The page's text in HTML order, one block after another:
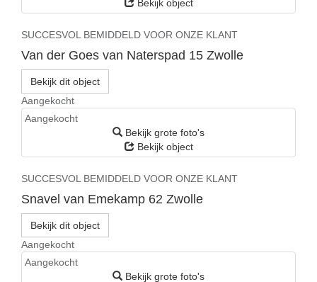
Bekijk object
SUCCESVOL BEMIDDELD VOOR ONZE KLANT
Van der Goes van Naterspad 15 Zwolle
Bekijk dit object
Aangekocht
Aangekocht
Bekijk grote foto's
Bekijk object
SUCCESVOL BEMIDDELD VOOR ONZE KLANT
Snavel van Emekamp 62 Zwolle
Bekijk dit object
Aangekocht
Aangekocht
Bekijk grote foto's